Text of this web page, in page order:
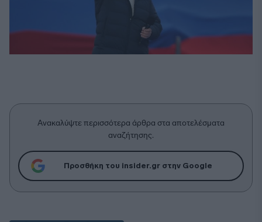
Ανακαλύψτε περισσότερα άρθρα στα αποτελέσματα
αναζήτησης.
Προσθήκη του insider.gr στην Google